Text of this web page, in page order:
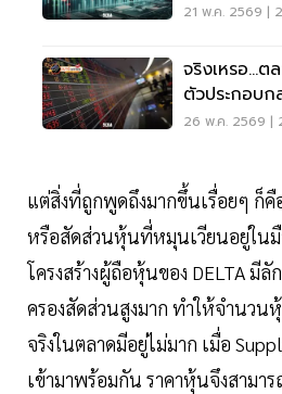
21 พ.ค. 2569 |
จริงเหรอ...
ตัวประกอบก
26 พ.ค. 2569 |
แต่สิ่งที่ถูกพูดถึงมากขึ้นเรื่อยๆ ก็คื
หรือสัดส่วนหุ้นที่หมุนเวียนอยู่ในมื
โครงสร้างผู้ถือหุ้นของ DELTA
ครองสัดส่วนสูงมาก ทำให้จำนว
จริงในตลาดมีอยู่ไม่มาก เมื่อ
เข้ามาพร้อมกัน ราคาหุ้นจึงสามา